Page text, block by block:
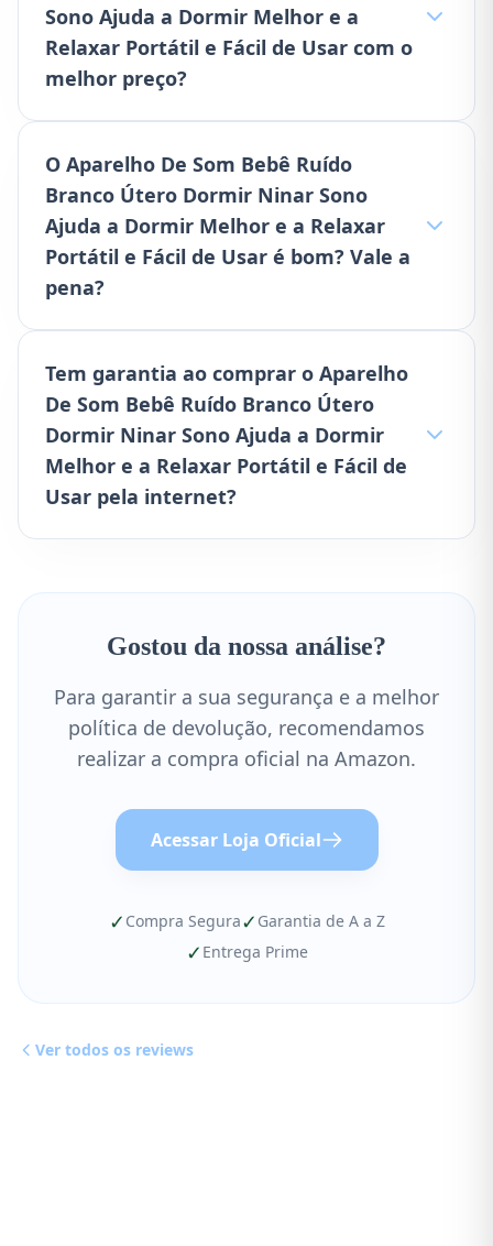
Sono Ajuda a Dormir Melhor e a
Relaxar Portátil e Fácil de Usar com o
melhor preço?
O Aparelho De Som Bebê Ruído
Branco Útero Dormir Ninar Sono
Ajuda a Dormir Melhor e a Relaxar
Portátil e Fácil de Usar é bom? Vale a
pena?
Tem garantia ao comprar o Aparelho
De Som Bebê Ruído Branco Útero
Dormir Ninar Sono Ajuda a Dormir
Melhor e a Relaxar Portátil e Fácil de
Usar pela internet?
Gostou da nossa análise?
Para garantir a sua segurança e a melhor
política de devolução, recomendamos
realizar a compra oficial na Amazon.
Acessar Loja Oficial
✓ Compra Segura✓ Garantia de A a Z
✓ Entrega Prime
Ver todos os reviews